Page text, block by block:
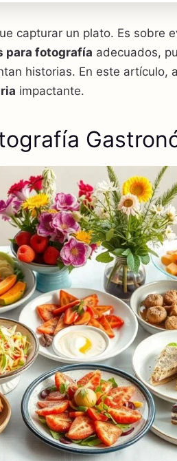
capturar un plato. Es sobre
para fotografía adecuados,
historias. En este artículo,
impactante.